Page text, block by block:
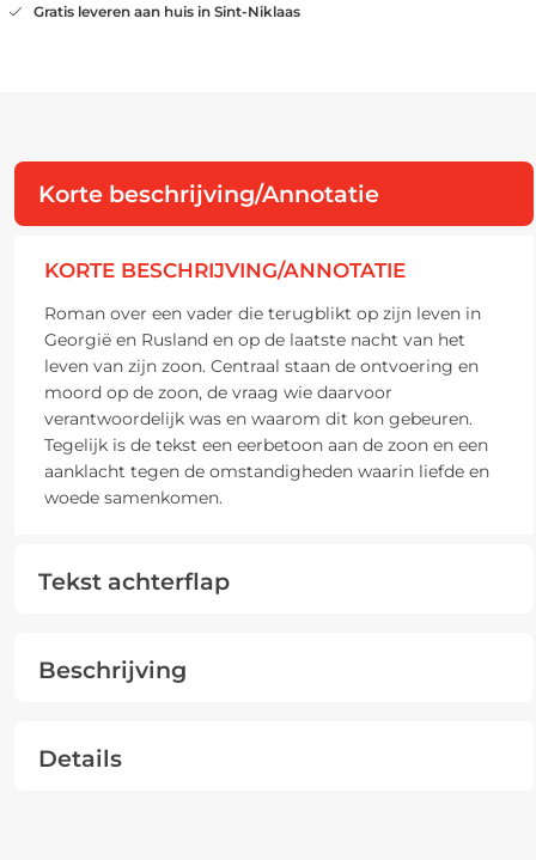
Gratis leveren aan huis in Sint-Niklaas
Korte beschrijving/Annotatie
KORTE BESCHRIJVING/ANNOTATIE
Roman over een vader die terugblikt op zijn leven in
Georgië en Rusland en op de laatste nacht van het
leven van zijn zoon. Centraal staan de ontvoering en
moord op de zoon, de vraag wie daarvoor
verantwoordelijk was en waarom dit kon gebeuren.
Tegelijk is de tekst een eerbetoon aan de zoon en een
aanklacht tegen de omstandigheden waarin liefde en
woede samenkomen.
Tekst achterflap
Beschrijving
Details